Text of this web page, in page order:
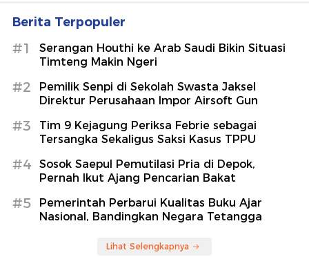
Berita Terpopuler
#1
Serangan Houthi ke Arab Saudi Bikin Situasi
Timteng Makin Ngeri
#2
Pemilik Senpi di Sekolah Swasta Jaksel
Direktur Perusahaan Impor Airsoft Gun
#3
Tim 9 Kejagung Periksa Febrie sebagai
Tersangka Sekaligus Saksi Kasus TPPU
#4
Sosok Saepul Pemutilasi Pria di Depok,
Pernah Ikut Ajang Pencarian Bakat
#5
Pemerintah Perbarui Kualitas Buku Ajar
Nasional, Bandingkan Negara Tetangga
Lihat Selengkapnya